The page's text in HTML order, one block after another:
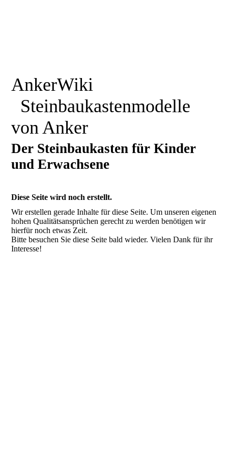
AnkerWiki
Steinbaukastenmodelle
von Anker
Der Steinbaukasten für Kinder
und Erwachsene
Diese Seite wird noch erstellt.
Wir erstellen gerade Inhalte für diese Seite. Um unseren eigenen
hohen Qualitätsansprüchen gerecht zu werden benötigen wir
hierfür noch etwas Zeit.
Bitte besuchen Sie diese Seite bald wieder. Vielen Dank für ihr
Interesse!